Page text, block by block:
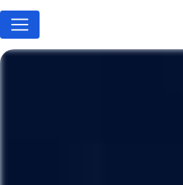
Panneau de gestion des cookies